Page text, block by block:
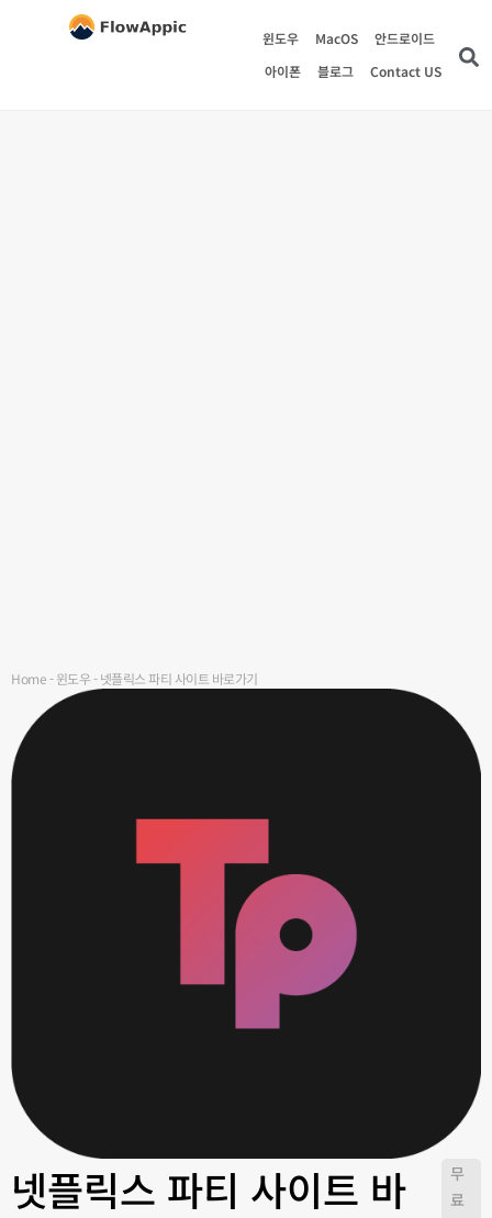
윈도우 MacOS
안드로이드
아이폰
블로그 Contact US
Home-윈도우-넷플릭스 파티 사이트 바로가기
넷플릭스 파티 사이트 바
무
료